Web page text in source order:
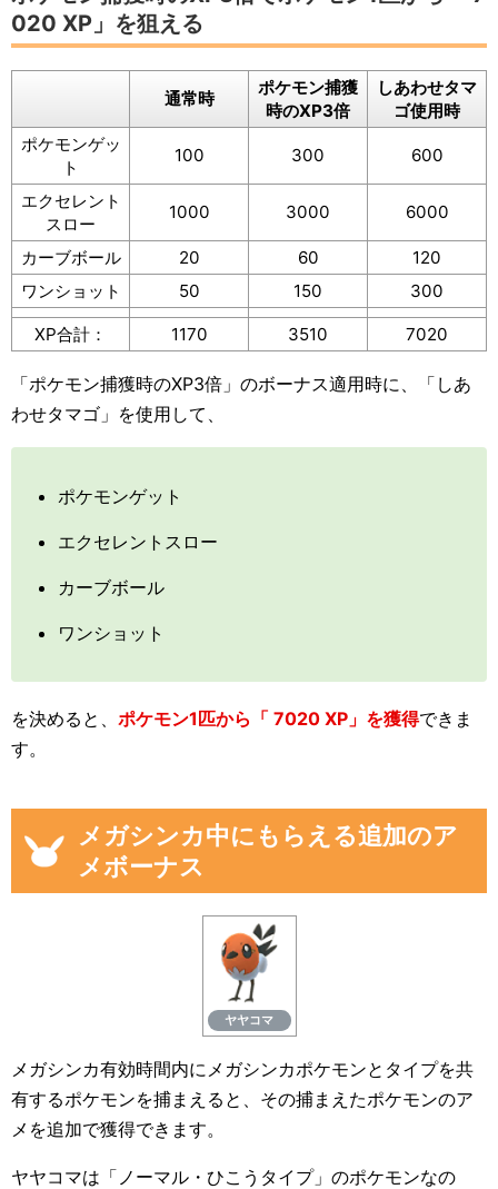
020 XP」を狙える
通常時
ポケモン捕獲
時のXP3倍
しあわせタマ
ゴ使用時
ポケモンゲッ
ト
100 300 600
エクセレント
スロー
1000 3000 6000
カーブボール 20 60
120
ワンショット
50 150 300
XP合計： 1170 3510 7020
「ポケモン捕獲時のXP3倍」のボーナス適用時に、「しあ
わせタマゴ」を使用して、
ポケモンゲット
エクセレントスロー
カーブボール
ワンショット
を決めると、 ポケモン1匹から「 7020 XP」を獲得できま
す。
メガシンカ中にもらえる追加のア
メボーナス
ヤヤコマ
メガシンカ有効時間内にメガシンカポケモンとタイプを共
有するポケモンを捕まえると、その捕まえたポケモンのア
メを追加で獲得できます。
ヤヤコマは「ノーマル・ひこうタイプ」のポケモンなの